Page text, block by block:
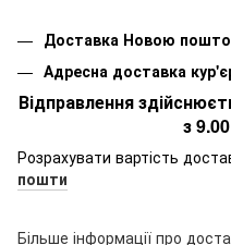
Доставка Новою
Адресна доставка
Відправлення
з
Розрахувати вартість
пошти
Більше інформації про